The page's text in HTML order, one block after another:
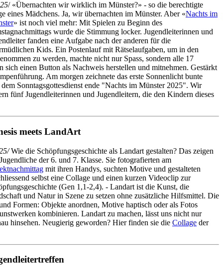
/ «Übernachten wir wirklich im Münster?» - so die berechtigte
eines Mädchens. Ja, wir übernachten im Münster. Aber «Nachts im
» ist noch viel mehr: Mit Spielen zu Beginn des
wurde die Stimmung locker. Jugendleiterinnen und
fanden eine Aufgabe nach der anderen für die
Kids. Ein Postenlauf mit Rätselaufgaben, um in den
zu werden, machte nicht nur Spass, sondern alle 17
sich einen Button als Nachweis herstellen und mitnehmen. Gestärkt
Am morgen zeichnete das erste Sonnenlicht bunte
Sonntagsgottesdienst ende "Nachts im Münster 2025". Wir
fünf Jugendleiterinnen und Jugendleitern, die den Kindern dieses
meets LandArt
Wie die Schöpfungsgeschichte als Landart gestalten? Das zeigen
der 6. und 7. Klasse. Sie fotografierten am
mit ihren Handys, suchten Motive und gestalteten
selbst eine Collage und einen kurzen Videoclip zur
(Gen 1,1-2,4). - Landart ist die Kunst, die
und Natur in Szene zu setzen ohne zusätzliche Hilfsmittel. Die
Formen: Objekte anordnen, Motive haptisch oder als Fotos
kombinieren. Landart zu machen, lässt uns nicht nur
hinsehen. Neugierig geworden? Hier finden sie die Collage der